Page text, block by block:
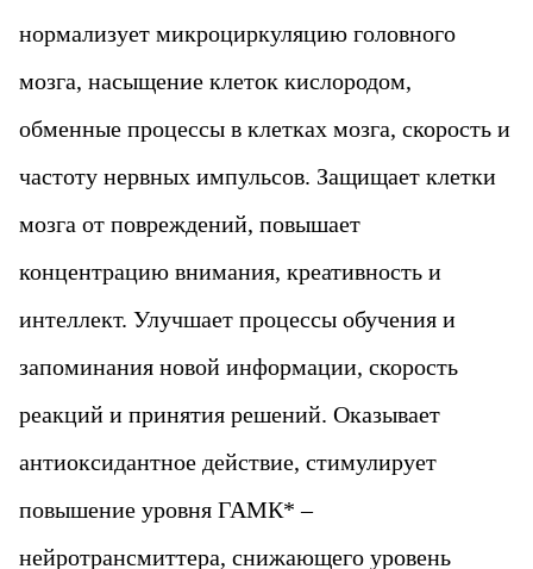
нормализует микроциркуляцию головного
мозга, насыщение клеток кислородом,
обменные процессы в клетках мозга, скорость и
частоту нервных импульсов. Защищает клетки
мозга от повреждений, повышает
концентрацию внимания, креативность и
интеллект. Улучшает процессы обучения и
запоминания новой информации, скорость
реакций и принятия решений. Оказывает
антиоксидантное действие, стимулирует
повышение уровня ГАМК* –
нейротрансмиттера, снижающего уровень